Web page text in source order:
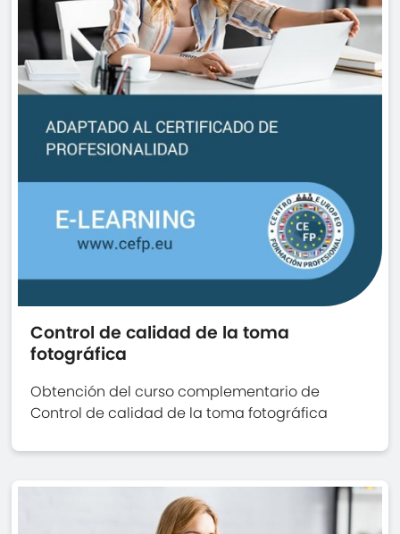
Control de calidad de la toma
fotográfica
Obtención del curso complementario de
Control de calidad de la toma fotográfica